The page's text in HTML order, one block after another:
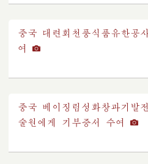
중국 대련회천풍식품유한공
여
중국 베이징림성화창과기발
술원에게 기부증서 수여